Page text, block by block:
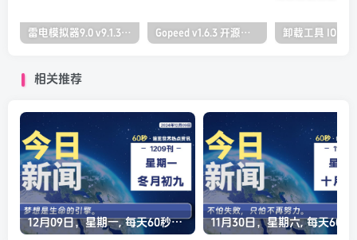
雷电模拟器9.0 v9.1.30.0 去广告纯净版 Gopeed v1.6.3 开源下载器 支持全平台
相关推荐
12月09日，星期一, 每天60秒读懂全世界！